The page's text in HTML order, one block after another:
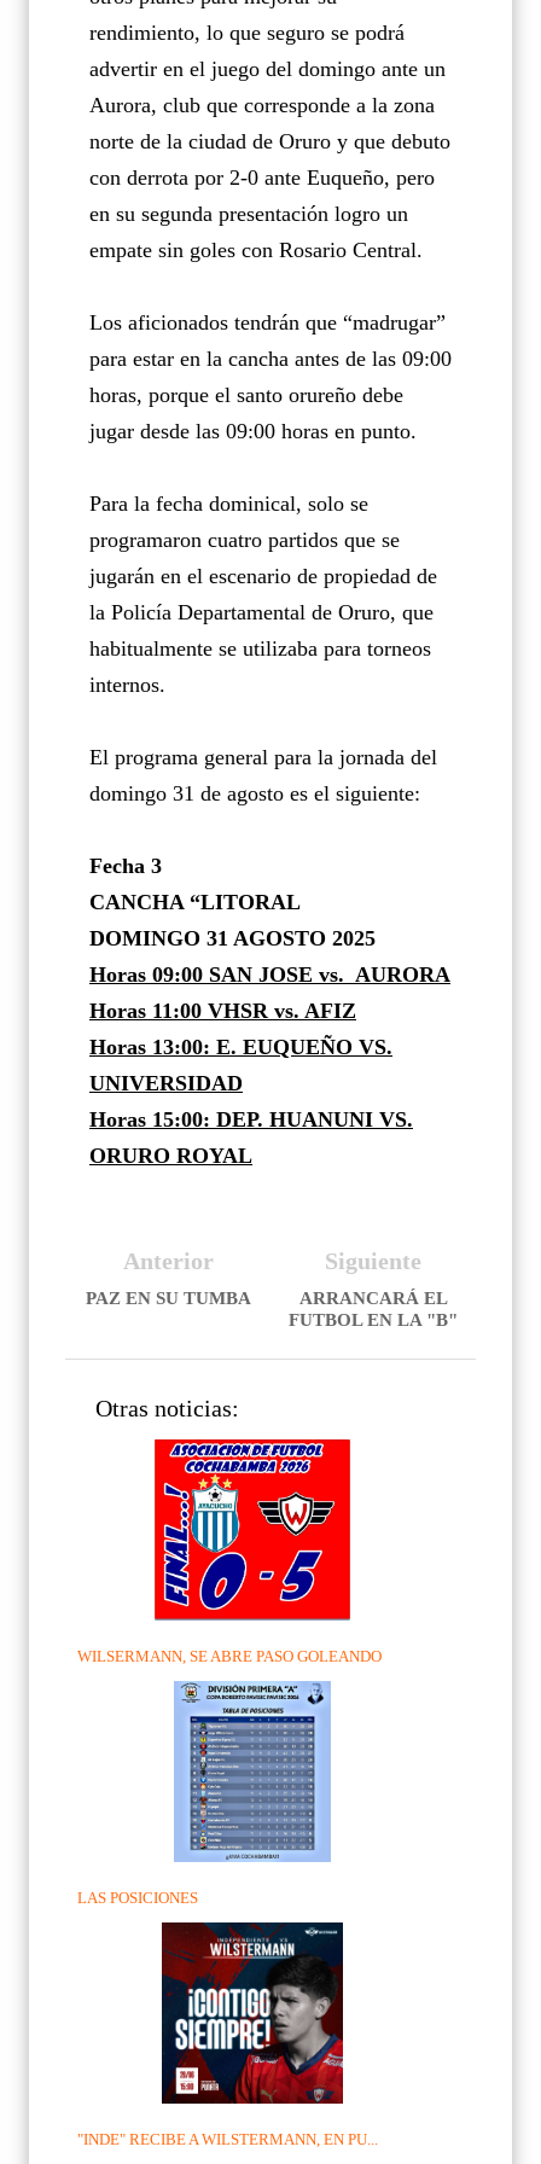
rendimiento, lo que seguro se podrá
advertir en el juego del domingo ante un
Aurora, club que corresponde a la zona
norte de la ciudad de Oruro y que debuto
con derrota por 2-0 ante Euqueño, pero
en su segunda presentación logro un
empate sin goles con Rosario Central.
Los aficionados tendrán que “madrugar”
para estar en la cancha antes de las 09:00
horas, porque el santo orureño debe
jugar desde las 09:00 horas en punto.
Para la fecha dominical, solo se
programaron cuatro partidos que se
jugarán en el escenario de propiedad de
la Policía Departamental de Oruro, que
habitualmente se utilizaba para torneos
internos.
El programa general para la jornada del
domingo 31 de agosto es el siguiente:
Fecha 3
CANCHA “LITORAL
DOMINGO 31 AGOSTO 2025
Horas 09:00 SAN JOSE vs. AURORA
Horas 11:00 VHSR vs. AFIZ
Horas 13:00: E. EUQUEÑO VS.
UNIVERSIDAD
Horas 15:00: DEP. HUANUNI VS.
ORURO ROYAL
Siguiente
ARRANCARÁ EL
FUTBOL EN LA "B"
Anterior
PAZ EN SU TUMBA
Otras noticias:
WILSERMANN, SE ABRE PASO GOLEANDO
LAS POSICIONES
"INDE" RECIBE A WILSTERMANN, EN PU...